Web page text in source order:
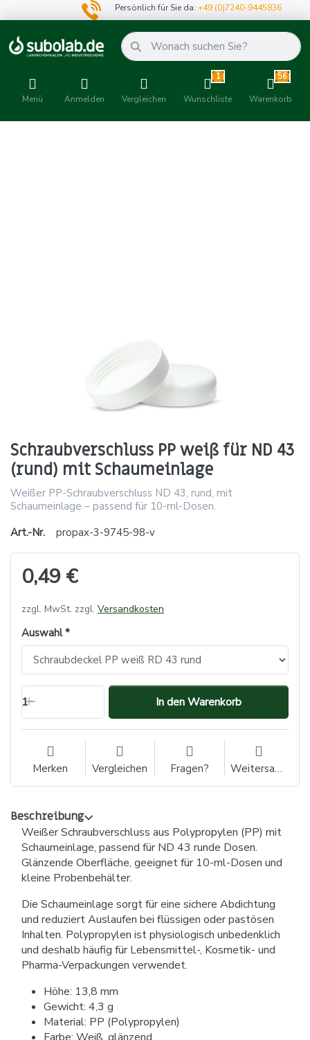
Persönlich für Sie da:+49 (0)7240-9445836
Menü Anmelden Vergleichen
1
Wunschliste
56
Warenkorb
Schraubverschluss PP weiß für ND 43
(rund) mit Schaumeinlage
Weißer PP-Schraubverschluss ND 43, rund, mit
Schaumeinlage – passend für 10-ml-Dosen.
Art.-Nr.
propax-3-9745-98-v
0,49 €
zzgl. MwSt. zzgl. Versandkosten
Auswahl
1 In den Warenkorb
Merken Vergleichen Fragen? Weitersagen
Beschreibung
Weißer Schraubverschluss aus Polypropylen (PP) mit
Schaumeinlage, passend für ND 43 runde Dosen.
Glänzende Oberfläche, geeignet für 10-ml-Dosen und
kleine Probenbehälter.
Die Schaumeinlage sorgt für eine sichere Abdichtung
und reduziert Auslaufen bei flüssigen oder pastösen
Inhalten. Polypropylen ist physiologisch unbedenklich
und deshalb häufig für Lebensmittel-, Kosmetik- und
Pharma-Verpackungen verwendet.
Höhe: 13,8 mm
Gewicht: 4,3 g
Material: PP (Polypropylen)